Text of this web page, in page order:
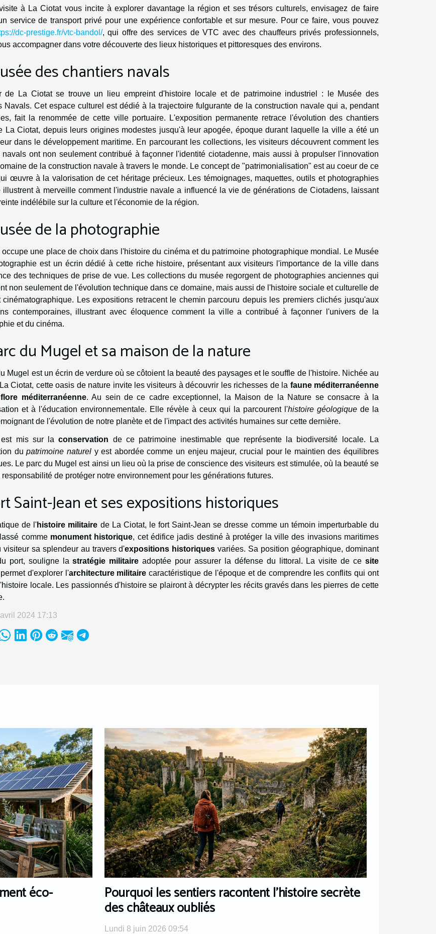
à La Ciotat vous incite à explorer davantage la région et ses trésors culturels, envisagez de faire
service de transport privé pour une expérience confortable et sur mesure. Pour ce faire, vous pouvez
dc-prestige.fr/vtc-bandol/, qui offre des services de VTC avec des chauffeurs privés professionnels,
accompagner dans votre découverte des lieux historiques et pittoresques des environs.
des chantiers navals
de La Ciotat se trouve un lieu empreint d'histoire locale et de patrimoine industriel : le Musée des
Navals. Cet espace culturel est dédié à la trajectoire fulgurante de la construction navale qui a, pendant
fait la renommée de cette ville portuaire. L'exposition permanente retrace l'évolution des chantiers
La Ciotat, depuis leurs origines modestes jusqu'à leur apogée, époque durant laquelle la ville a été un
dans le développement maritime. En parcourant les collections, les visiteurs découvrent comment les
navals ont non seulement contribué à façonner l'identité ciotadenne, mais aussi à propulser l'innovation
de la construction navale à travers le monde. Le concept de "patrimonialisation" est au coeur de ce
œuvre à la valorisation de cet héritage précieux. Les témoignages, maquettes, outils et photographies
illustrent à merveille comment l'industrie navale a influencé la vie de générations de Ciotadens, laissant
indélébile sur la culture et l'économie de la région.
de la photographie
occupe une place de choix dans l'histoire du cinéma et du patrimoine photographique mondial. Le Musée
est un écrin dédié à cette riche histoire, présentant aux visiteurs l'importance de la ville dans
des techniques de prise de vue. Les collections du musée regorgent de photographies anciennes qui
non seulement de l'évolution technique dans ce domaine, mais aussi de l'histoire sociale et culturelle de
cinématographique. Les expositions retracent le chemin parcouru depuis les premiers clichés jusqu'aux
contemporaines, illustrant avec éloquence comment la ville a contribué à façonner l'univers de la
et du cinéma.
du Mugel et sa maison de la nature
Mugel est un écrin de verdure où se côtoient la beauté des paysages et le souffle de l'histoire. Nichée au
Ciotat, cette oasis de nature invite les visiteurs à découvrir les richesses de la faune méditerranéenne
flore méditerranéenne. Au sein de ce cadre exceptionnel, la Maison de la Nature se consacre à la
et à l'éducation environnementale. Elle révèle à ceux qui la parcourent l'histoire géologique de la
de l'évolution de notre planète et de l'impact des activités humaines sur cette dernière.
est mis sur laconservation de ce patrimoine inestimable que représente la biodiversité locale. La
dupatrimoine naturely est abordée comme un enjeu majeur, crucial pour le maintien des équilibres
Le parc du Mugel est ainsi un lieu où la prise de conscience des visiteurs est stimulée, où la beauté se
responsabilité de protéger notre environnement pour les générations futures.
Saint-Jean et ses expositions historiques
de l'histoire militaire de La Ciotat, le fort Saint-Jean se dresse comme un témoin imperturbable du
comme monument historique, cet édifice jadis destiné à protéger la ville des invasions maritimes
visiteur sa splendeur au travers d'expositions historiques variées. Sa position géographique, dominant
port, souligne lastratégie militaire adoptée pour assurer la défense du littoral. La visite de cesite
d'explorer l'architecture militaire caractéristique de l'époque et de comprendre les conflits qui ont
locale. Les passionnés d'histoire se plairont à décrypter les récits gravés dans les pierres de cette
2024 17:13
éco- Pourquoi les sentiers racontent l’histoire secrète
des châteaux oubliés
Lundi 8 juin 2026 09:54